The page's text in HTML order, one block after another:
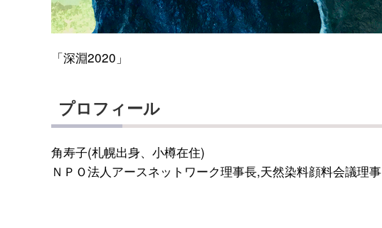
「深淵2020」
プロフィール
角寿子(札幌出身、小樽在住)
ＮＰＯ法人アースネットワーク理事長,天然染料顔料会議理事